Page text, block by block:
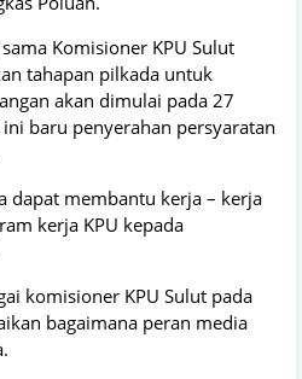
Komisioner KPU Sulut
tahapan pilkada untuk
akan dimulai pada 27
baru penyerahan persyaratan
dapat membantu kerja – kerja
kerja KPU kepada
komisioner KPU Sulut pada
bagaimana peran media